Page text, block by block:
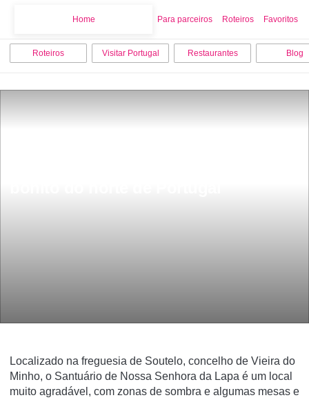
Home Para parceiros Roteiros Favoritos
Roteiros Visitar Portugal Restaurantes Blog
Localizado na freguesia de Soutelo, concelho de Vieira do
Minho, o Santuário de Nossa Senhora da Lapa é um local
muito agradável, com zonas de sombra e algumas mesas e